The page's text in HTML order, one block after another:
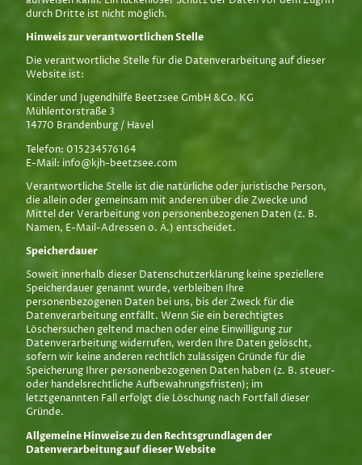
durch Dritte ist nicht möglich.
Hinweis zur verantwortlichen Stelle
Die verantwortliche Stelle für die Datenverarbeitung auf dieser
Website ist:
Kinder und Jugendhilfe Beetzsee GmbH &Co. KG
Mühlentorstraße 3
14770 Brandenburg / Havel
Telefon: 015234576164
E-Mail: info@kjh-beetzsee.com
Verantwortliche Stelle ist die natürliche oder juristische Person,
die allein oder gemeinsam mit anderen über die Zwecke und
Mittel der Verarbeitung von personenbezogenen Daten (z. B.
Namen, E-Mail-Adressen o. Ä.) entscheidet.
Speicherdauer
Soweit innerhalb dieser Datenschutzerklärung keine speziellere
Speicherdauer genannt wurde, verbleiben Ihre
personenbezogenen Daten bei uns, bis der Zweck für die
Datenverarbeitung entfällt. Wenn Sie ein berechtigtes
Löschersuchen geltend machen oder eine Einwilligung zur
Datenverarbeitung widerrufen, werden Ihre Daten gelöscht,
sofern wir keine anderen rechtlich zulässigen Gründe für die
Speicherung Ihrer personenbezogenen Daten haben (z. B. steuer-
oder handelsrechtliche Aufbewahrungsfristen); im
letztgenannten Fall erfolgt die Löschung nach Fortfall dieser
Gründe.
Allgemeine Hinweise zu den Rechtsgrundlagen der
Datenverarbeitung auf dieser Website